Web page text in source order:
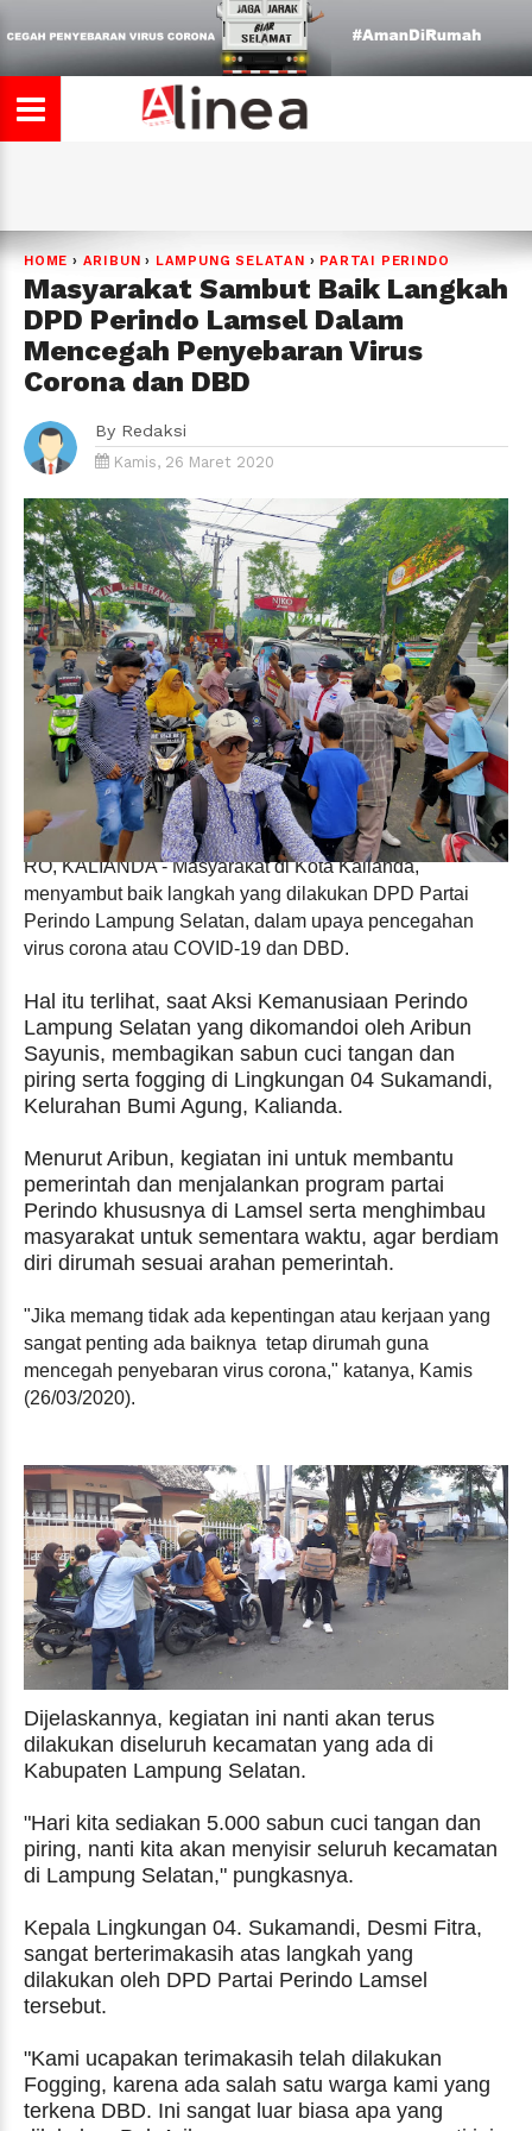
HOME › ARIBUN › LAMPUNG SELATAN › PARTAI PERINDO
Masyarakat Sambut Baik Langkah
DPD Perindo Lamsel Dalam
Mencegah Penyebaran Virus
Corona dan DBD
By Redaksi
Kamis, 26 Maret 2020
RO, KALIANDA - Masyarakat di Kota Kalianda,
menyambut baik langkah yang dilakukan DPD Partai
Perindo Lampung Selatan, dalam upaya pencegahan
virus corona atau COVID-19 dan DBD.
Hal itu terlihat, saat Aksi Kemanusiaan Perindo
Lampung Selatan yang dikomandoi oleh Aribun
Sayunis, membagikan sabun cuci tangan dan
piring serta fogging di Lingkungan 04 Sukamandi,
Kelurahan Bumi Agung, Kalianda.
Menurut Aribun, kegiatan ini untuk membantu
pemerintah dan menjalankan program partai
Perindo khususnya di Lamsel serta menghimbau
masyarakat untuk sementara waktu, agar berdiam
diri dirumah sesuai arahan pemerintah.
"Jika memang tidak ada kepentingan atau kerjaan yang
sangat penting ada baiknya tetap dirumah guna
mencegah penyebaran virus corona," katanya, Kamis
(26/03/2020).
Dijelaskannya, kegiatan ini nanti akan terus
dilakukan diseluruh kecamatan yang ada di
Kabupaten Lampung Selatan.
"Hari kita sediakan 5.000 sabun cuci tangan dan
piring, nanti kita akan menyisir seluruh kecamatan
di Lampung Selatan," pungkasnya.
Kepala Lingkungan 04. Sukamandi, Desmi Fitra,
sangat berterimakasih atas langkah yang
dilakukan oleh DPD Partai Perindo Lamsel
tersebut.
"Kami ucapakan terimakasih telah dilakukan
Fogging, karena ada salah satu warga kami yang
terkena DBD. Ini sangat luar biasa apa yang